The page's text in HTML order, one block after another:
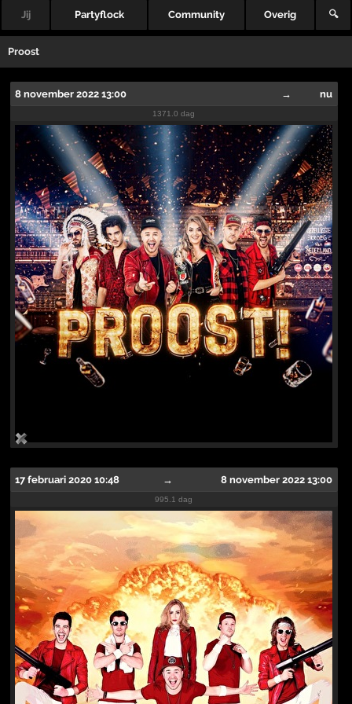
Jij Partyflock Community Overig 🔍
Proost
8 november 2022 13:00 → nu
1371.0 dag
17 februari 2020 10:48 → 8 november 2022 13:00
995.1 dag